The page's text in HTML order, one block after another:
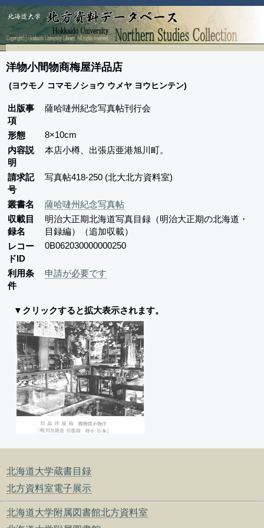
北海道大学蔵書目録
北方資料室電子展示
北海道大学附属図書館北方資料室
洋物小間物商梅屋洋品店
(ヨウモノ コマモノショウ ウメヤ ヨウヒンテン)
出版事
項
薩哈嗹州紀念写真帖刊行会
形態
8×10cm
内容説
明
本店小樽、出張店亜港旭川町。
請求記
号
写真帖418-250 (北大北方資料室)
叢書名
薩哈嗹州紀念写真帖
収載目
録名
明治大正期北海道写真目録（明治大正期の北海道・
目録編）（追加収載）
レコー
ドID
0B062030000000250
利用条
件
申請が必要です
▼クリックすると拡大表示されます。